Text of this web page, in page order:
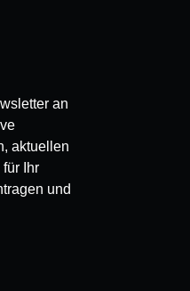
an
aktuellen
Ihr
und